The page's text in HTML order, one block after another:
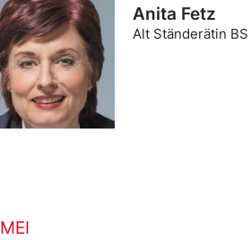
Anita Fetz
Alt Ständerätin BS
MEI